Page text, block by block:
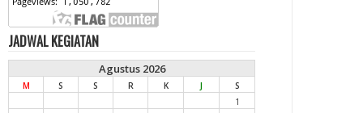
JADWAL KEGIATAN
Agustus 2026
M S S R K J
S
1